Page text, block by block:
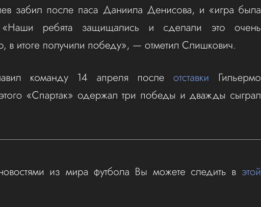
забил после паса Даниила Денисова, и «игра была
ребята защищались и сделали это очень
в итоге получили победу», — отметил Слишкович.
команду 14 апреля после отставки Гильермо
«Спартак» одержал три победы и дважды сыграл
из мира футбола Вы можете следить в этой